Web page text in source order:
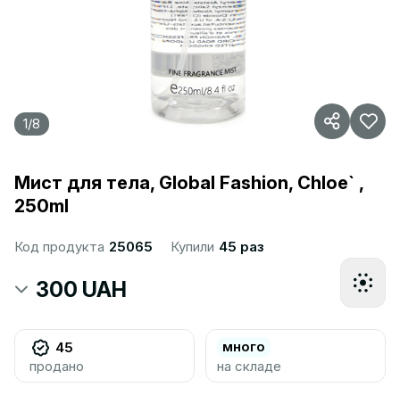
1/8
Мист для тела, Global Fashion, Chloe` ,
250ml
Код продукта 25065 Купили 45 раз
300 UAH
45
продано
много
на складе